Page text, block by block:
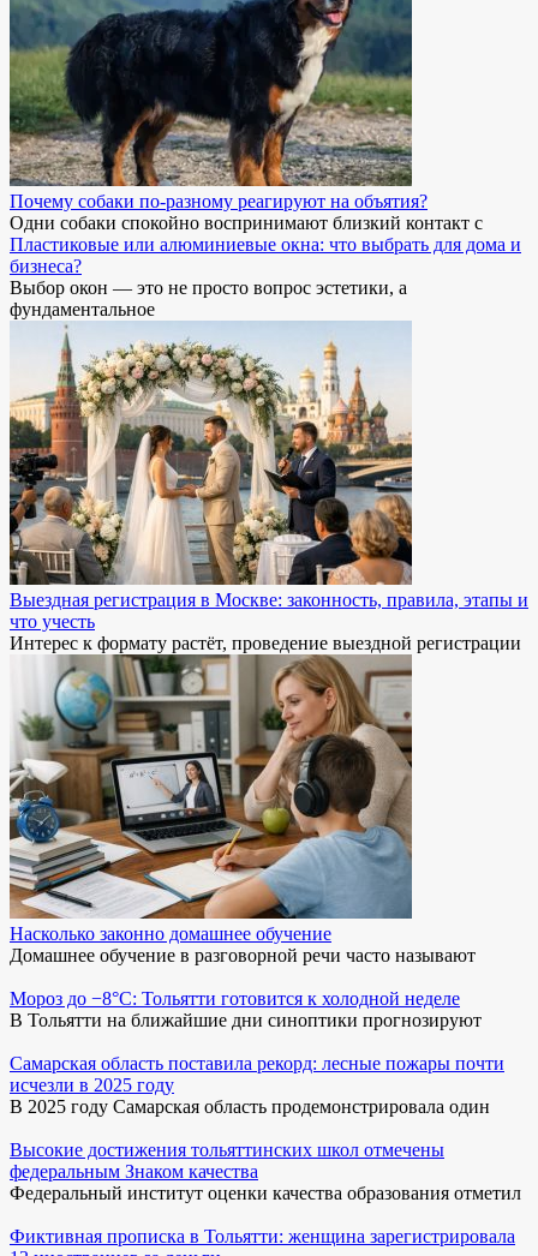
Почему собаки по-разному реагируют на объятия?
Одни собаки спокойно воспринимают близкий контакт с
Пластиковые или алюминиевые окна: что выбрать для дома и
бизнеса?
Выбор окон — это не просто вопрос эстетики, а
фундаментальное
Выездная регистрация в Москве: законность, правила, этапы и
что учесть
Интерес к формату растёт, проведение выездной регистрации
Насколько законно домашнее обучение
Домашнее обучение в разговорной речи часто называют
Мороз до −8°C: Тольятти готовится к холодной неделе
В Тольятти на ближайшие дни синоптики прогнозируют
Самарская область поставила рекорд: лесные пожары почти
исчезли в 2025 году
В 2025 году Самарская область продемонстрировала один
Высокие достижения тольяттинских школ отмечены
федеральным Знаком качества
Федеральный институт оценки качества образования отметил
Фиктивная прописка в Тольятти: женщина зарегистрировала